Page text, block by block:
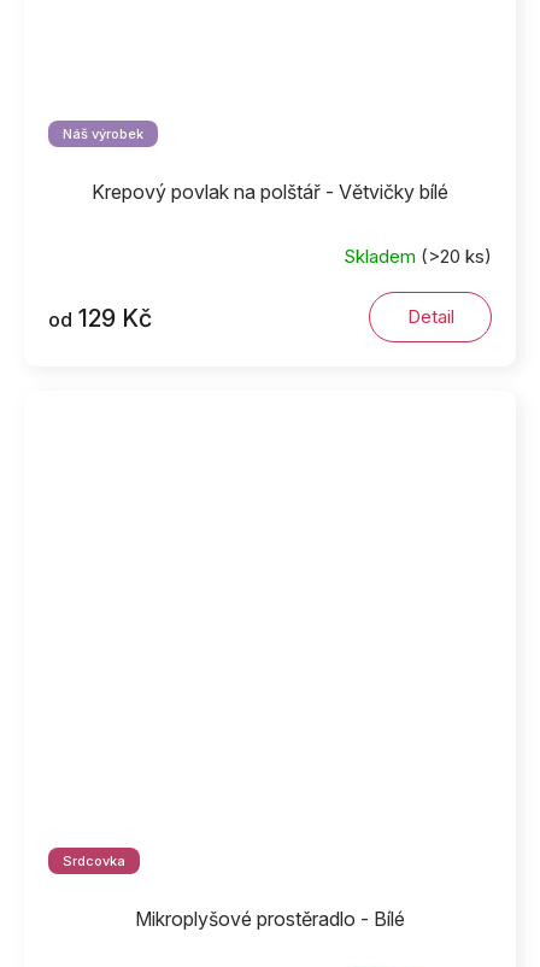
Náš výrobek
Krepový povlak na polštář - Větvičky bílé
Skladem (>20 ks)
od 129 Kč Detail
Srdcovka
Mikroplyšové prostěradlo - Bílé